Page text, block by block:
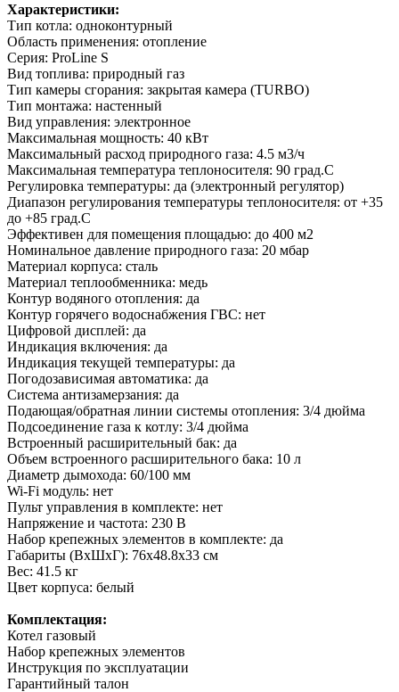
Характеристики:
Тип котла: одноконтурный
Область применения: отопление
Серия: ProLine S
Вид топлива: природный газ
Тип камеры сгорания: закрытая камера (TURBO)
Тип монтажа: настенный
Вид управления: электронное
Максимальная мощность: 40 кВт
Максимальный расход природного газа: 4.5 м3/ч
Максимальная температура теплоносителя: 90 град.С
Регулировка температуры: да (электронный регулятор)
Диапазон регулирования температуры теплоносителя: от +35
до +85 град.С
Эффективен для помещения площадью: до 400 м2
Номинальное давление природного газа: 20 мбар
Материал корпуса: сталь
Материал теплообменника: медь
Контур водяного отопления: да
Контур горячего водоснабжения ГВС: нет
Цифровой дисплей: да
Индикация включения: да
Индикация текущей температуры: да
Погодозависимая автоматика: да
Система антизамерзания: да
Подающая/обратная линии системы отопления: 3/4 дюйма
Подсоединение газа к котлу: 3/4 дюйма
Встроенный расширительный бак: да
Объем встроенного расширительного бака: 10 л
Диаметр дымохода: 60/100 мм
Wi-Fi модуль: нет
Пульт управления в комплекте: нет
Напряжение и частота: 230 В
Набор крепежных элементов в комплекте: да
Габариты (ВхШхГ): 76х48.8х33 см
Вес: 41.5 кг
Цвет корпуса: белый
Комплектация:
Котел газовый
Набор крепежных элементов
Инструкция по эксплуатации
Гарантийный талон